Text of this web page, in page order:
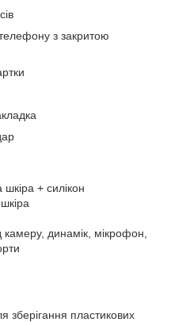
з закритою
+ силікон
камеру, динамік, мікрофон,
зберігання пластикових